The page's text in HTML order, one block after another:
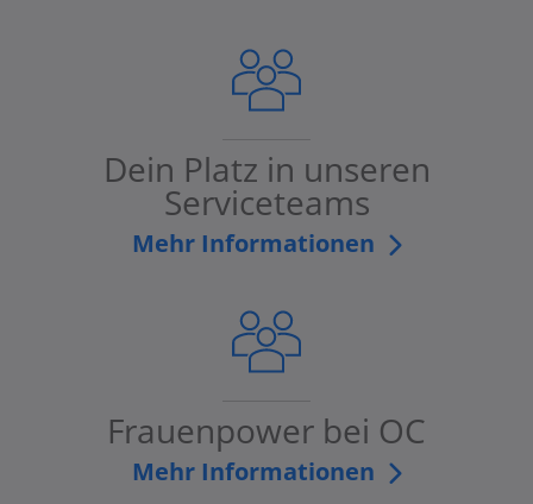
Dein Platz in unseren
Serviceteams
Mehr Informationen
Frauenpower bei OC
Mehr Informationen